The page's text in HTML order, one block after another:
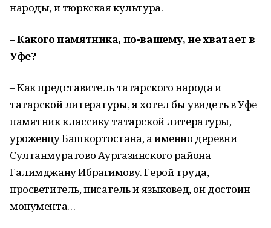
народы, и тюркская культура.
– Какого памятника, по-вашему, не хватает в
Уфе?
– Как представитель татарского народа и
татарской литературы, я хотел бы увидеть в Уфе
памятник классику татарской литературы,
уроженцу Башкортостана, а именно деревни
Султанмуратово Аургазинского района
Галимджану Ибрагимову. Герой труда,
просветитель, писатель и языковед, он достоин
монумента…